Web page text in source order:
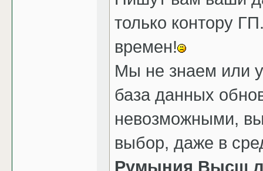
только контору
времен!
Мы не знаем или
база данных
невозможными,
выбор, даже в
Румыния Высш